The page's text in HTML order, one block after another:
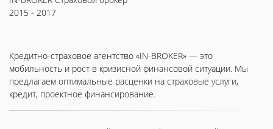
2015 - 2017
Кредитно-страховое агентство «IN-BROKER» — это
мобильность и рост в кризисной финансовой ситуации. Мы
предлагаем оптимальные расценки на страховые услуги,
кредит, проектное финансирование.